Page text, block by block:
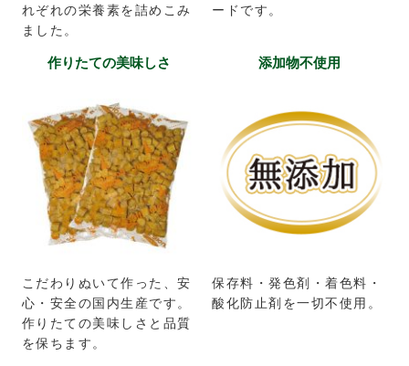
れぞれの栄養素を詰めこみ
ました。
ードです。
作りたての美味しさ
こだわりぬいて作った、安
心・安全の国内生産です。
作りたての美味しさと品質
を保ちます。
添加物不使用
保存料・発色剤・着色料・
酸化防止剤を一切不使用。